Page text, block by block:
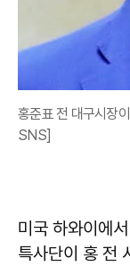
홍준표 전 대구시장
SNS]
미국 하와이에
특사단이 홍 전